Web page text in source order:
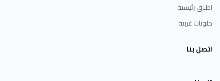
اطباق رئيسية
حلويات غربية
اتصل بنا